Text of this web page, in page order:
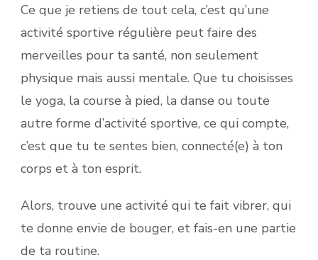
Ce que je retiens de tout cela, c’est qu’une
activité sportive régulière peut faire des
merveilles pour ta santé, non seulement
physique mais aussi mentale. Que tu choisisses
le yoga, la course à pied, la danse ou toute
autre forme d’activité sportive, ce qui compte,
c’est que tu te sentes bien, connecté(e) à ton
corps et à ton esprit.
Alors, trouve une activité qui te fait vibrer, qui
te donne envie de bouger, et fais-en une partie
de ta routine.